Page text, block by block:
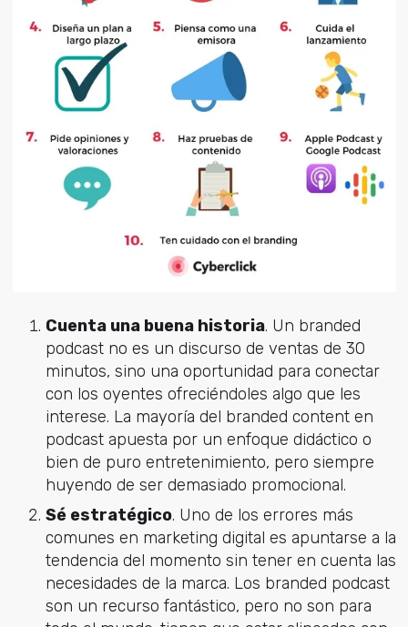
Cuenta una buena historia. Un branded
podcast no es un discurso de ventas de 30
minutos, sino una oportunidad para conectar
con los oyentes ofreciéndoles algo que les
interese. La mayoría del branded content en
podcast apuesta por un enfoque didáctico o
bien de puro entretenimiento, pero siempre
huyendo de ser demasiado promocional.
Sé estratégico. Uno de los errores más
comunes en marketing digital es apuntarse a la
tendencia del momento sin tener en cuenta las
necesidades de la marca. Los branded podcast
son un recurso fantástico, pero no son para